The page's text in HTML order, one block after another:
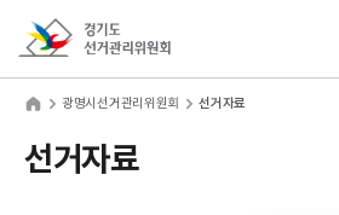
광명시선거관리위원회 선거자료
선거자료